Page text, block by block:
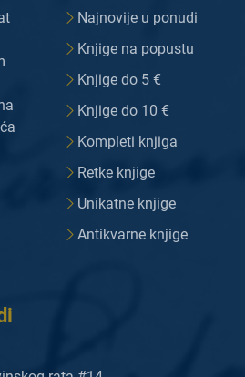
Najnovije u ponudi
Knjige na popustu
Knjige do 5 €
Knjige do 10 €
Kompleti knjiga
Retke knjige
Unikatne knjige
Antikvarne knjige